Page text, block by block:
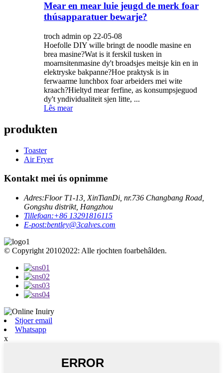
Mear en mear luie jeugd de merk foar
thúsapparatuer bewarje?
troch admin op 22-05-08
Hoefolle DIY wille bringt de noodle masine en
brea masine?Wat is it ferskil tusken in
moarnsitenmasine dy't broadsjes meitsje kin en in
elektryske bakpanne?Hoe praktysk is in
ferwaarme lunchbox foar arbeiders mei wite
kraach?Hieltyd mear ferfine, as konsumpsjeguod
dy't yndividualiteit sjen litte, ...
Lês mear
produkten
Toaster
Air Fryer
Kontakt mei ús opnimme
Adres:Floor T1-13, XinTianDi, nr.736 Changbang Road,
Gongshu distrikt, Hangzhou
Tillefoan:+86 13291816115
E-post:bentley@3calves.com
© Copyright 20102022: Alle rjochten foarbehâlden.
Stjoer email
Whatsapp
x